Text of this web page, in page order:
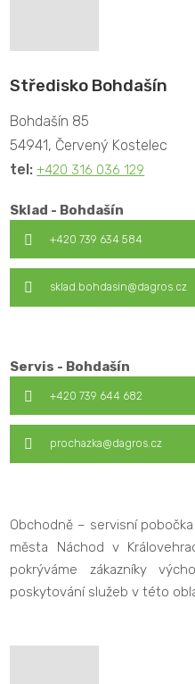
Středisko Bohdašín
Bohdašín 85
54941, Červený Kostelec
tel: +420 316 036 129
Sklad - Bohdašín
+420 739 634 584
sklad.bohdasin@dagros.cz
Servis - Bohdašín
+420 739 644 682
prochazka@dagros.cz
Obchodně – servisní
města Náchod v
pokrýváme zákazníky
poskytování služeb v této